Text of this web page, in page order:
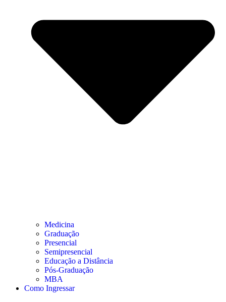
Medicina
Graduação
Presencial
Semipresencial
Educação a Distância
Pós-Graduação
MBA
Como Ingressar